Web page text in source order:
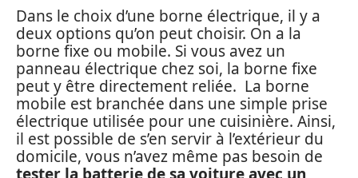
Dans le choix d’une borne électrique, il y a
deux options qu’on peut choisir. On a la
borne fixe ou mobile. Si vous avez un
panneau électrique chez soi, la borne fixe
peut y être directement reliée. La borne
mobile est branchée dans une simple prise
électrique utilisée pour une cuisinière. Ainsi,
il est possible de s’en servir à l’extérieur du
domicile, vous n’avez même pas besoin de